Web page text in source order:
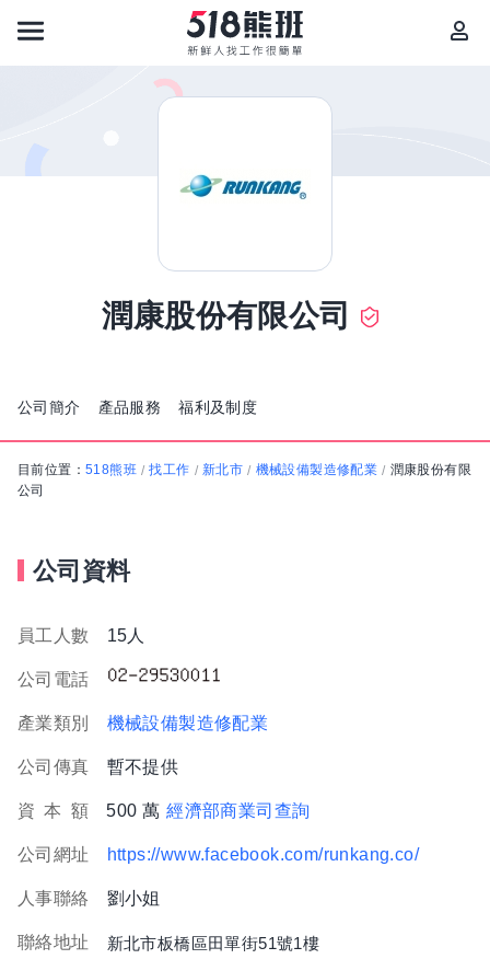
潤康股份有限公司
公司簡介 產品服務 福利及制度
目前位置： 518熊班 / 找工作 / 新北市 / 機械設備製造修配業 / 潤康股份有限
公司
公司資料
員工人數 15人
公司電話
產業類別 機械設備製造修配業
公司傳真 暫不提供
資 本 額 500 萬 經濟部商業司查詢
公司網址 https://www.facebook.com/runkang.co/
人事聯絡 劉小姐
聯絡地址 新北市板橋區田單街51號1樓